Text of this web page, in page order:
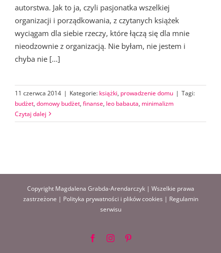
autorstwa. Jak to ja, czyli pasjonatka wszelkiej
organizacji i porządkowania, z czytanych książek
wyciągam dla siebie rzeczy, które łączą się dla mnie
nieodzownie z organizacją. Nie byłam, nie jestem i
chyba nie [...]
11 czerwca 2014 | Kategorie: książki, prowadzenie domu | Tagi:
budżet, domowy budżet, finanse, leo babauta, minimalizm
Czytaj dalej
Copyright Magdalena Grabda-Arendarczyk | Wszelkie prawa
zastrzeżone | Polityka prywatności i plików cookies | Regulamin
serwisu
FacebookInstagram